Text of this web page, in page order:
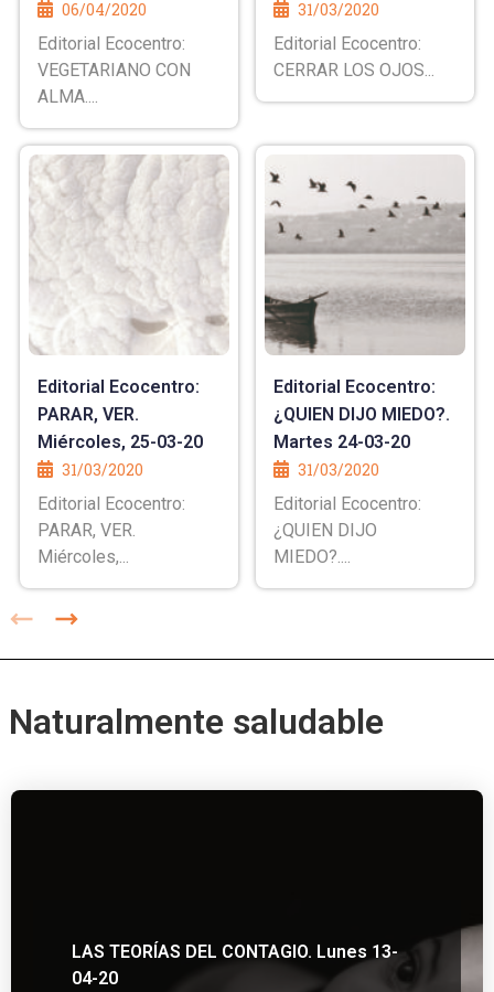
06/04/2020
Editorial Ecocentro:
VEGETARIANO CON
ALMA....
31/03/2020
Editorial Ecocentro:
CERRAR LOS OJOS...
Editorial Ecocentro:
PARAR, VER.
Miércoles, 25-03-20
31/03/2020
Editorial Ecocentro:
PARAR, VER.
Miércoles,...
Editorial Ecocentro:
¿QUIEN DIJO MIEDO?.
Martes 24-03-20
31/03/2020
Editorial Ecocentro:
¿QUIEN DIJO
MIEDO?....
Naturalmente saludable
LAS TEORÍAS DEL CONTAGIO. Lunes 13-
04-20